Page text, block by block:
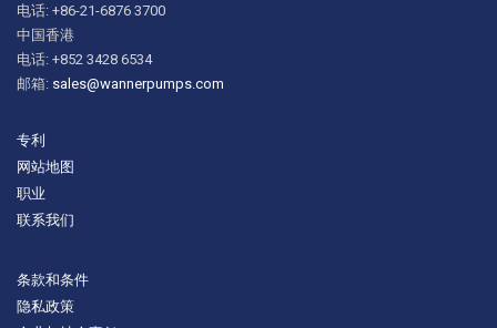
电话: +86-21-6876 3700
中国香港
电话: +852 3428 6534
邮箱: sales@wannerpumps.com
专利
网站地图
职业
联系我们
条款和条件
隐私政策